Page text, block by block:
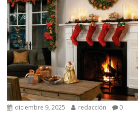
diciembre 9, 2025 redacción 0